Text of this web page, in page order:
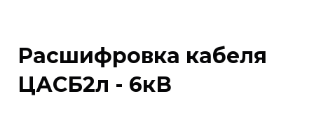
Расшифровка кабеля
ЦАСБ2л - 6кВ